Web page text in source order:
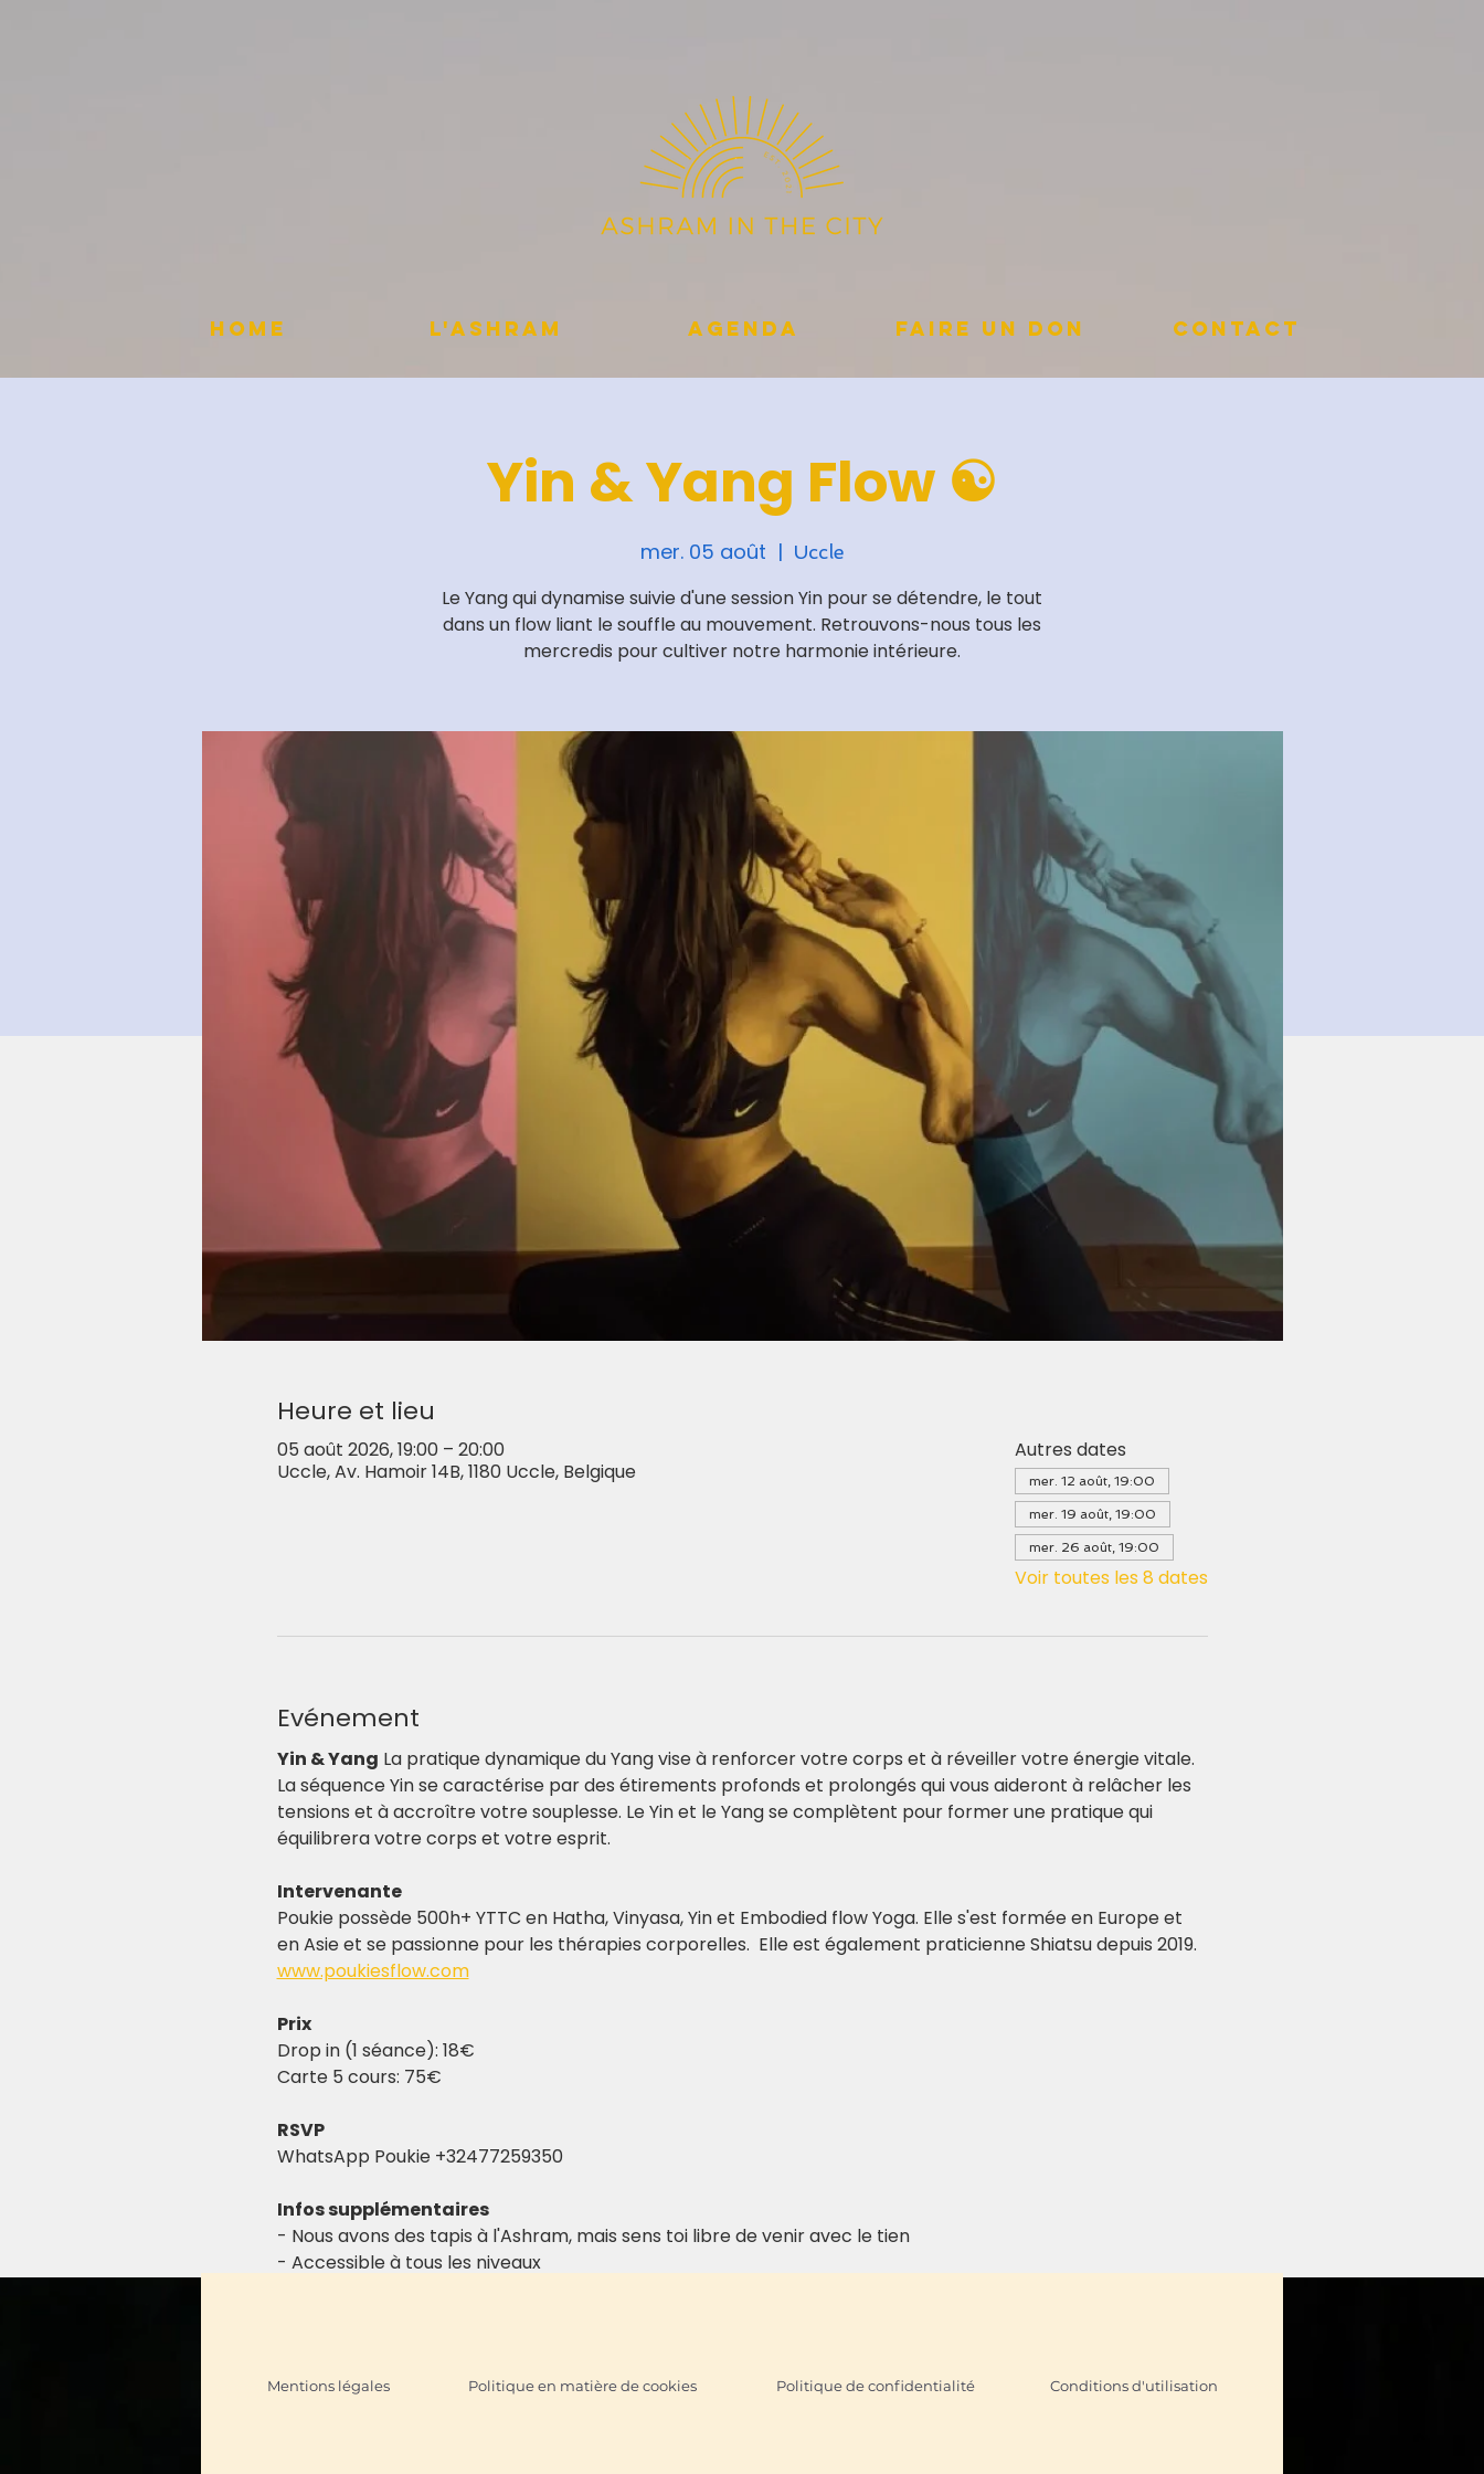
HOME L'Ashram Agenda Faire un don Contact
Yin & Yang Flow ☯️
mer. 05 août
  |
Uccle
Le Yang qui dynamise suivie d'une session Yin pour se détendre, le tout
dans un flow liant le souffle au mouvement. Retrouvons-nous tous les
mercredis pour cultiver notre harmonie intérieure.
Heure et lieu
05 août 2026, 19:00 – 20:00
Uccle, Av. Hamoir 14B, 1180 Uccle, Belgique
Autres dates
mer. 12 août, 19:00
mer. 19 août, 19:00
mer. 26 août, 19:00
Voir toutes les 8 dates
Evénement
Yin & Yang La pratique dynamique du Yang vise à renforcer votre corps et à réveiller votre énergie vitale.
La séquence Yin se caractérise par des étirements profonds et prolongés qui vous aideront à relâcher les
tensions et à accroître votre souplesse. Le Yin et le Yang se complètent pour former une pratique qui
équilibrera votre corps et votre esprit.
Intervenante
Poukie possède 500h+ YTTC en Hatha, Vinyasa, Yin et Embodied flow Yoga. Elle s'est formée en Europe et
en Asie et se passionne pour les thérapies corporelles.  Elle est également praticienne Shiatsu depuis 2019.
www.poukiesflow.com
Prix
Drop in (1 séance): 18€
Carte 5 cours: 75€
RSVP
WhatsApp Poukie +32477259350
Infos supplémentaires
- Nous avons des tapis à l'Ashram, mais sens toi libre de venir avec le tien
- Accessible à tous les niveaux
Mentions légales Politique en matière de cookies Politique de confidentialité Conditions d'utilisation